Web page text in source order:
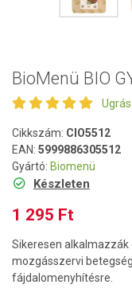
BioMenü BIO
Cikkszám: CIO5512
EAN: 5999886305512
Gyártó: Biomenü
Készleten
1 295 Ft
Sikeresen
mozgásszervi
fájdalomenyhítésre.